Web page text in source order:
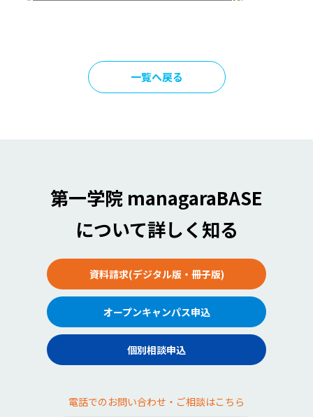
一覧へ戻る
第一学院 managaraBASE
について詳しく知る
資料請求(デジタル版・冊子版)
オープンキャンパス申込
個別相談申込
電話でのお問い合わせ・ご相談はこちら